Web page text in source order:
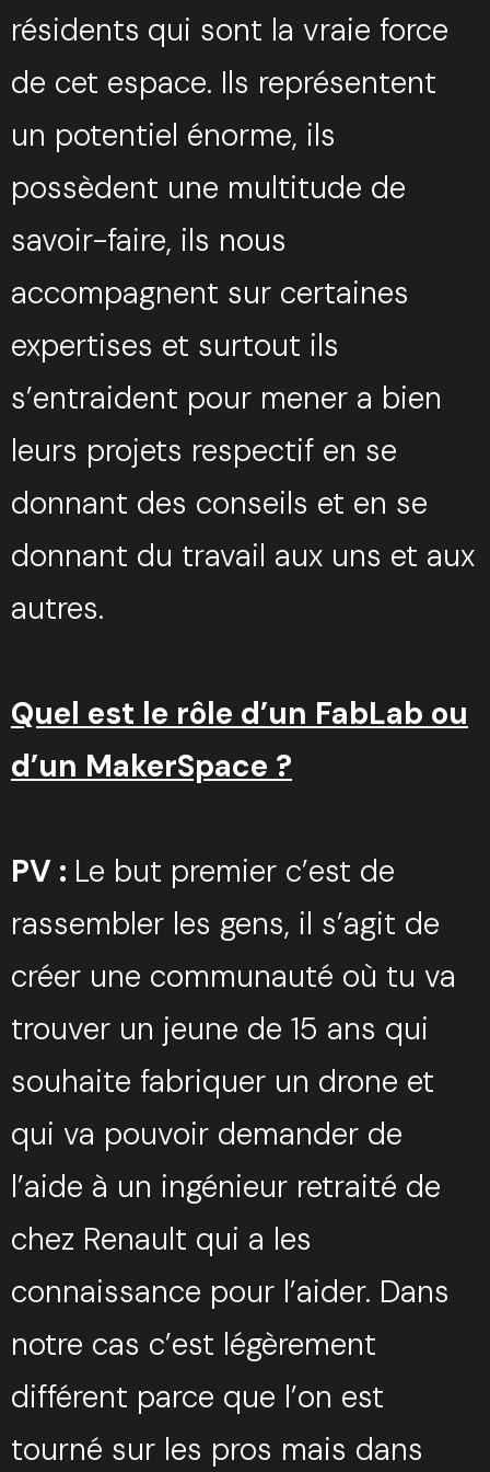
résidents qui sont la vraie force
de cet espace. Ils représentent
un potentiel énorme, ils
possèdent une multitude de
savoir-faire, ils nous
accompagnent sur certaines
expertises et surtout ils
s’entraident pour mener a bien
leurs projets respectif en se
donnant des conseils et en se
donnant du travail aux uns et aux
autres.
Quel est le rôle d’un FabLab ou
d’un MakerSpace ?
PV : Le but premier c’est de
rassembler les gens, il s’agit de
créer une communauté où tu va
trouver un jeune de 15 ans qui
souhaite fabriquer un drone et
qui va pouvoir demander de
l’aide à un ingénieur retraité de
chez Renault qui a les
connaissance pour l’aider. Dans
notre cas c’est légèrement
différent parce que l’on est
tourné sur les pros mais dans